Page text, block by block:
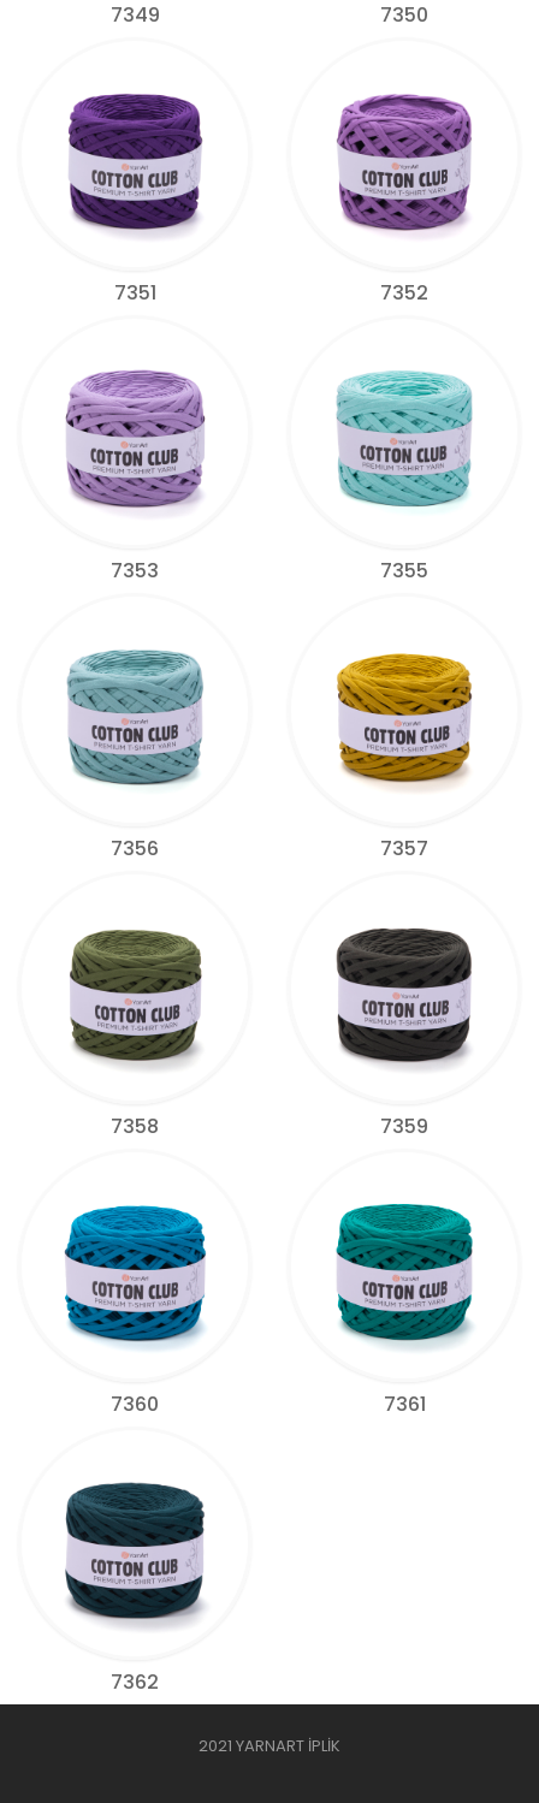
7349 7350
7351 7352
7353 7355
7356 7357
7358 7359
7360 7361
7362
2021 YARNART İPLİK